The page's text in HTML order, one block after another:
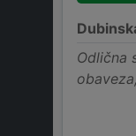
Odlična